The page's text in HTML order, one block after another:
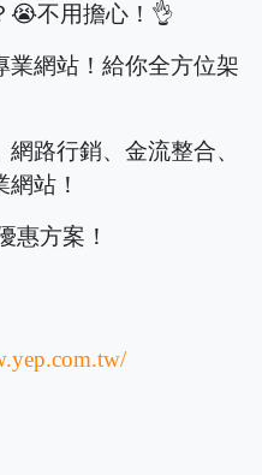
😭不用擔心！👌
業網站！給你全方位架
路行銷、金流整合、
站！
惠方案！